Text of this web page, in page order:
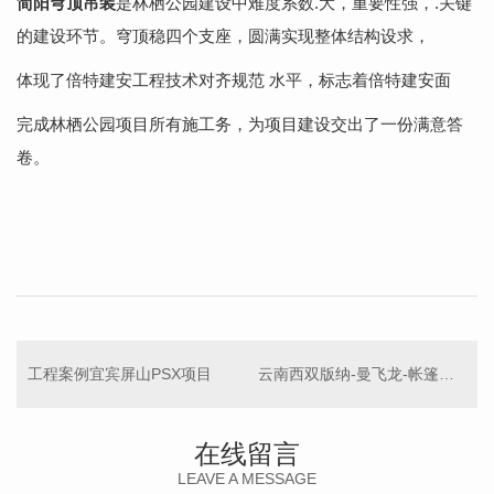
的建设环节。穹顶稳四个支座，圆满实现整体结构设求，
体现了倍特建安工程技术对齐规范 水平，标志着倍特建安面
完成林栖公园项目所有施工务， 为项目建设交出了一份满意答
卷。
工程案例宜宾屏山PSX项目
在线留言
LEAVE A MESSAGE